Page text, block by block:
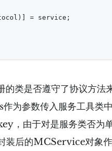
= service;
类是否遵守了协议方法
为参数传入服务工具类
，由于对是服务类否为
装后的MCService对象